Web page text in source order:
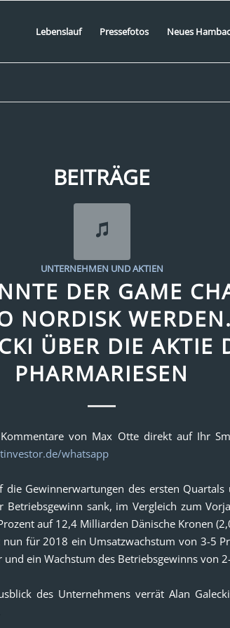
Lebenslauf Pressefotos Neues
BEITRÄGE
UNTERNEHMEN UND AKTIEN
DER GAME
NORDISK
ÜBER DIE AKTIE
PHARMARIESEN
Kommentare von Max Otte direkt auf Ihr
whatsapp
die Gewinnerwartungen des ersten Quartals
Betriebsgewinn sank, im Vergleich zum
auf 12,4 Milliarden Dänische Kronen
für 2018 ein Umsatzwachstum von 3-5
ein Wachstum des Betriebsgewinns von
des Unternehmens verrät Alan